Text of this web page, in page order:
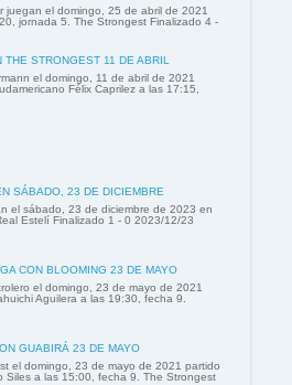
juegan el domingo, 25 de abril de 2021
jornada 5. The Strongest Finalizado 4 -
STRONGEST 11 DE ABRIL
el domingo, 11 de abril de 2021
Félix Caprilez a las 17:15,
SÁBADO, 23 DE DICIEMBRE
el sábado, 23 de diciembre de 2023 en
Estelí Finalizado 1 - 0 2023/12/23
CON BLOOMING 23 DE MAYO
el domingo, 23 de mayo de 2021
Aguilera a las 19:30, fecha 9.
GUABIRÁ 23 DE MAYO
el domingo, 23 de mayo de 2021 partido
Siles a las 15:00, fecha 9. The Strongest